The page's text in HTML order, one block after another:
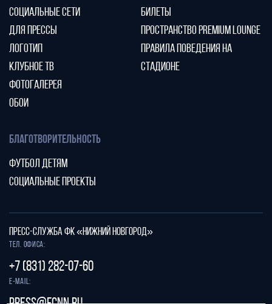
СОЦИАЛЬНЫЕ СЕТИ
ДЛЯ ПРЕССЫ
ЛОГОТИП
КЛУБНОЕ ТВ
ФОТОГАЛЕРЕЯ
ОБОИ
БИЛЕТЫ
ПРОСТРАНСТВО PREMIUM LOUNGE
ПРАВИЛА ПОВЕДЕНИЯ НА
СТАДИОНЕ
БЛАГОТВОРИТЕЛЬНОСТЬ
ФУТБОЛ ДЕТЯМ
СОЦИАЛЬНЫЕ ПРОЕКТЫ
ПРЕСС-СЛУЖБА ФК «НИЖНИЙ НОВГОРОД»
Тел. офиса:
+7 (831) 282-07-60
E-mail: